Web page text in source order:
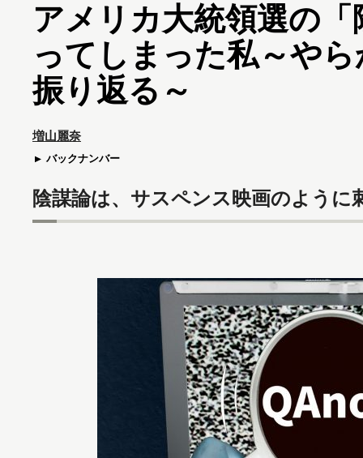
アメリカ大統領選の
ってしまった私～や
振り返る～
増山麗奈
バックナンバー
陰謀論は、サスペンス映画のように